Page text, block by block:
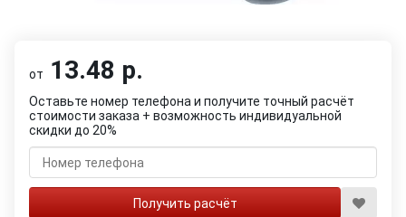
от 13.48 р.
Оставьте номер телефона и получите точный расчёт
стоимости заказа + возможность индивидуальной
скидки до 20%